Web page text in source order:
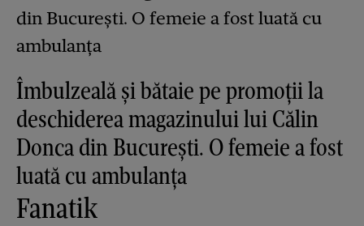
Îmbulzeală și bătaie pe promoții la
deschiderea magazinului lui Călin
Donca din București. O femeie a fost
luată cu ambulanța
Fanatik